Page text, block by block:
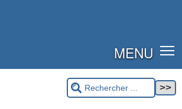
MENU